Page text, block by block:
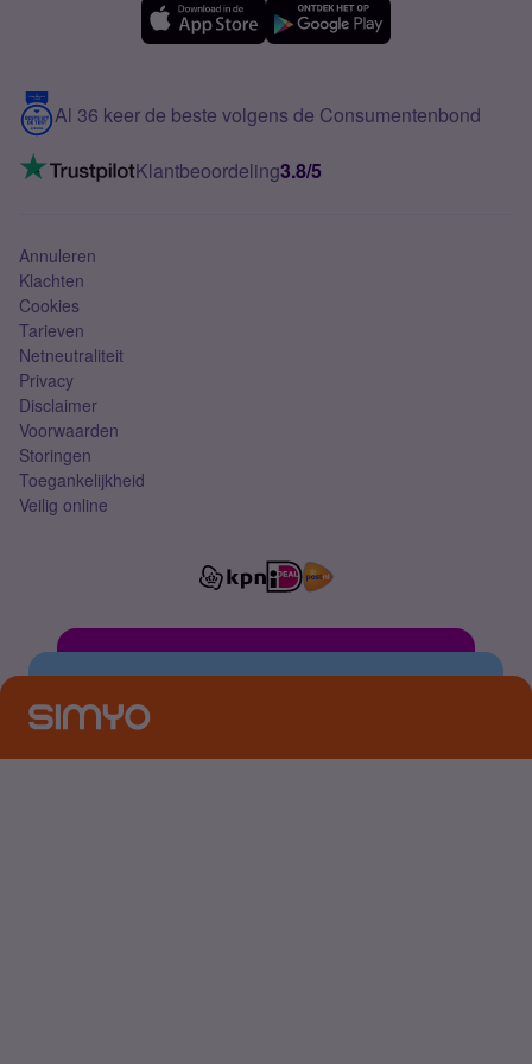
Meerdere nummers
5G internet
Mobiel internet
Mobiel abonnement
Contact
VoLTE 4G bellen
Al 36 keer de beste volgens de Consumentenbond
Klantbeoordeling3.8/5
Annuleren
Klachten
Cookies
Tarieven
Netneutraliteit
Privacy
Disclaimer
Voorwaarden
Storingen
Toegankelijkheid
Veilig online